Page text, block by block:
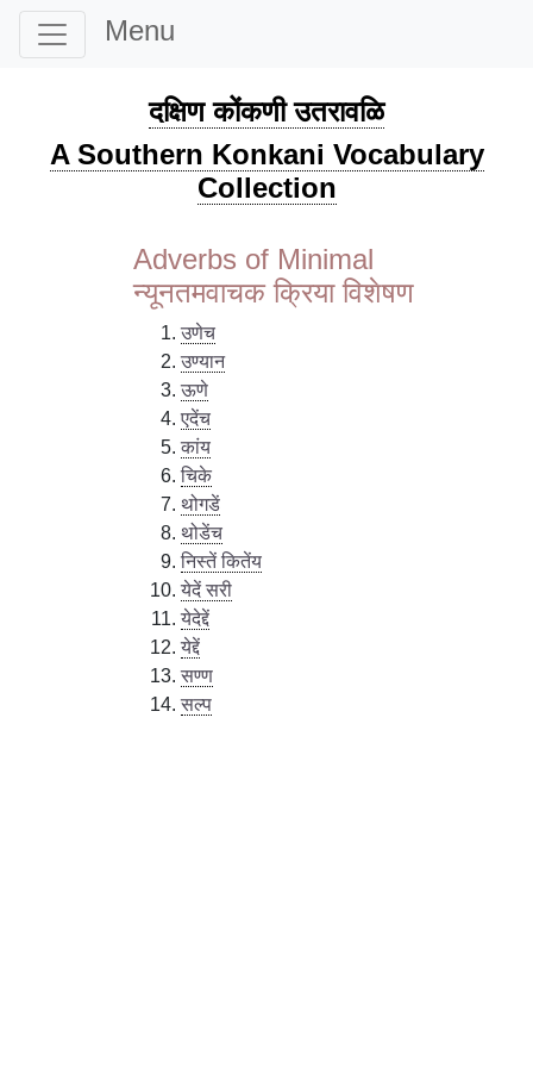
Menu
दक्षिण कोंकणी उतरावळि
A Southern Konkani Vocabulary
Collection
Adverbs of Minimal
न्यूनतमवाचक क्रिया विशेषण
उणेच
उण्यान
ऊणे
एदेंच
कांय
चिके
थोगडें
थोडेंच
निस्तें कितेंय
येदें सरी
येदेद्दें
येद्दें
सण्ण
सल्प